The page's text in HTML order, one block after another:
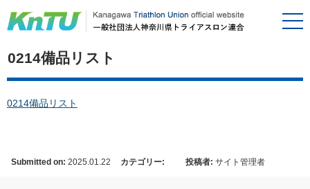
0214備品リスト
0214備品リスト
Submitted on: 2025.01.22 カテゴリー: 投稿者: サイト管理者